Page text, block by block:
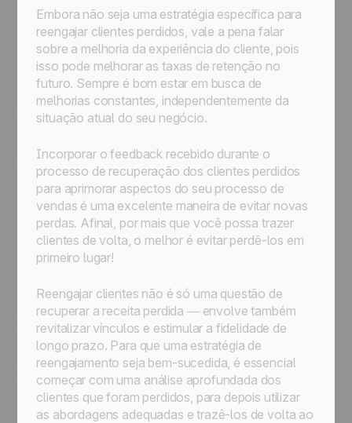
Embora não seja uma estratégia específica para
reengajar clientes perdidos, vale a pena falar
sobre a melhoria da experiência do cliente, pois
isso pode melhorar as taxas de retenção no
futuro. Sempre é bom estar em busca de
melhorias constantes, independentemente da
situação atual do seu negócio.
Incorporar o feedback recebido durante o
processo de recuperação dos clientes perdidos
para aprimorar aspectos do seu processo de
vendas é uma excelente maneira de evitar novas
perdas. Afinal, por mais que você possa trazer
clientes de volta, o melhor é evitar perdê-los em
primeiro lugar!
Reengajar clientes não é só uma questão de
recuperar a receita perdida — envolve também
revitalizar vínculos e estimular a fidelidade de
longo prazo. Para que uma estratégia de
reengajamento seja bem-sucedida, é essencial
começar com uma análise aprofundada dos
clientes que foram perdidos, para depois utilizar
as abordagens adequadas e trazê-los de volta ao